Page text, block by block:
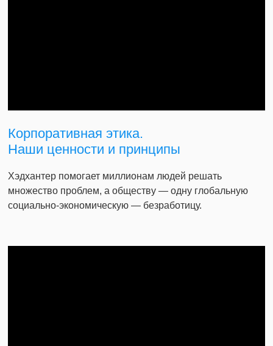
Корпоративная этика.
Наши ценности и принципы
Хэдхантер помогает миллионам людей решать
множество проблем, а обществу — одну глобальную
социально-экономическую — безработицу.